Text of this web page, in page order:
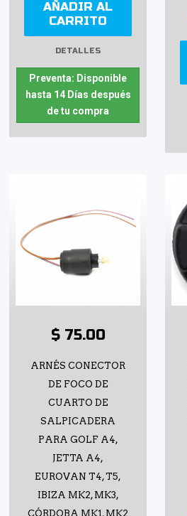
AÑADIR AL
CARRITO
DETALLES
Preventa: Disponible
hasta 14 Días después
de tu compra
$ 75.00
ARNÉS CONECTOR
DE FOCO DE
CUARTO DE
SALPICADERA
PARA GOLF A4,
JETTA A4,
EUROVAN T4, T5,
IBIZA MK2, MK3,
CÓRDOBA MK1, MK2